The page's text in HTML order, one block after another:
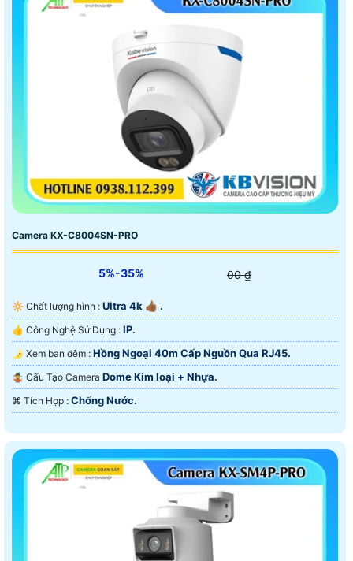
Camera KX-C8004SN-PRO
5%-35% 00 ₫
🔆 Chất lượng hình : Ultra 4k 👍🏾 .
👍 Công Nghệ Sử Dụng : IP.
🌛 Xem ban đêm : Hồng Ngoại 40m Cấp Nguồn Qua RJ45.
🤹 Cấu Tạo Camera Dome Kim loại + Nhựa.
️⌘ Tích Hợp : Chống Nước.